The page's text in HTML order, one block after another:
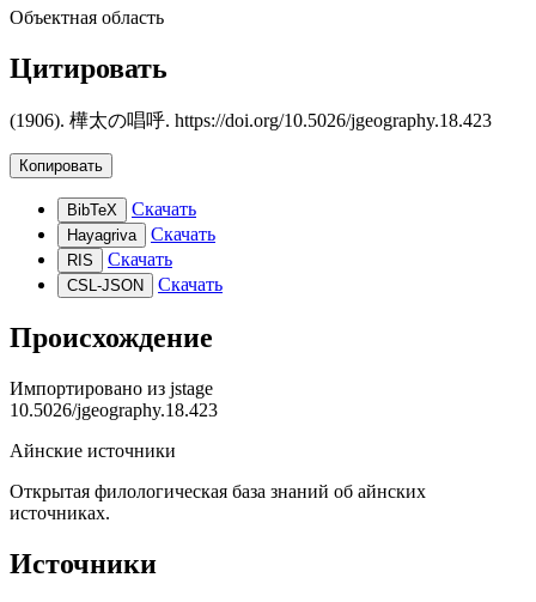
Объектная область
Цитировать
(1906). 樺太の唱呼. https://doi.org/10.5026/jgeography.18.423
Копировать
BibTeX Скачать
Hayagriva Скачать
RIS Скачать
CSL-JSON Скачать
Происхождение
Импортировано из jstage
10.5026/jgeography.18.423
Айнские источники
Открытая филологическая база знаний об айнских
источниках.
Источники